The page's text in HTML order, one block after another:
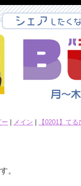
メイン 【0201】て
。